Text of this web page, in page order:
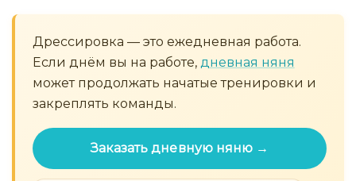
Дрессировка — это ежедневная работа.
Если днём вы на работе, дневная няня
может продолжать начатые тренировки и
закреплять команды.
Заказать дневную няню →